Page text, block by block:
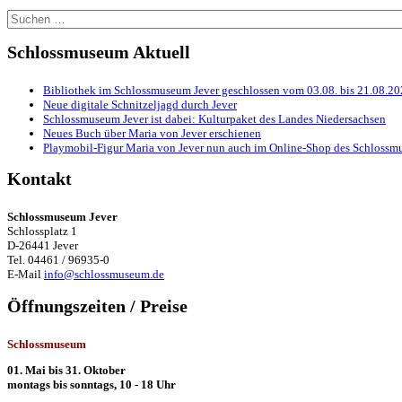
Suchen
nach:
Schlossmuseum Aktuell
Bibliothek im Schlossmuseum Jever geschlossen vom 03.08. bis
Neue digitale Schnitzeljagd durch Jever
Schlossmuseum Jever ist dabei: Kulturpaket des Landes Niedersachsen
Neues Buch über Maria von Jever erschienen
Playmobil-Figur Maria von Jever nun auch im Online-Shop des
Kontakt
Schlossmuseum Jever
Schlossplatz 1
D-26441 Jever
Tel. 04461 / 96935-0
E-Mail info@schlossmuseum.de
Öffnungszeiten / Preise
Schlossmuseum
01. Mai bis 31. Oktober
montags bis sonntags, 10 - 18 Uhr